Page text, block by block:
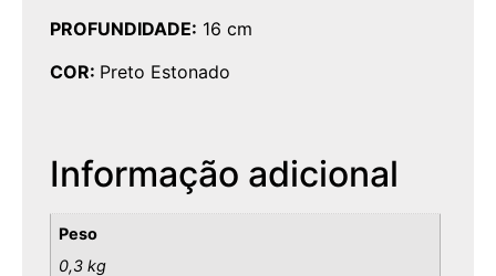
PROFUNDIDADE: 16 cm
COR: Preto Estonado
Informação adicional
Peso
0,3 kg